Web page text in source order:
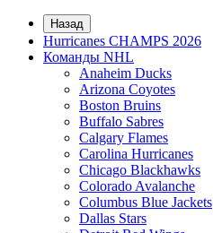
Назад
Hurricanes CHAMPS 2026
Команды NHL
Anaheim Ducks
Arizona Coyotes
Boston Bruins
Buffalo Sabres
Calgary Flames
Carolina Hurricanes
Chicago Blackhawks
Colorado Avalanche
Columbus Blue Jackets
Dallas Stars